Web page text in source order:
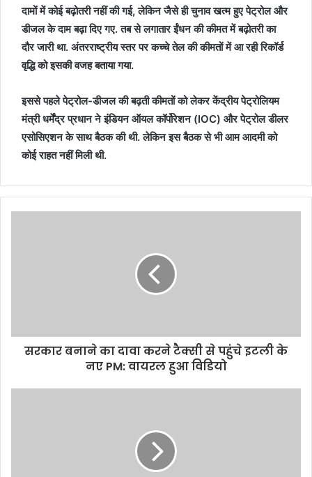
दामों में कोई बढ़ोतरी नहीं की गई, लेकिन जैसे ही चुनाव खत्म हुए पेट्रोल और
डीजल के दाम बढ़ा दिए गए. तब से लगातार ईंधन की कीमत में बढ़ोतरी का
दौर जारी था. अंतरराष्ट्रीय स्तर पर कच्चे तेल की कीमतों में आ रही रिकॉर्ड
वृद्ध‍ि को इसकी वजह बताया गया.
इससे पहले पेट्रोल-डीजल की बढ़ती कीमतों को लेकर केंद्रीय पेट्रोलियम
मंत्री धर्मेंद्र प्रधान ने इंडियन ऑयल कॉर्पोरेशन (IOC) और पेट्रोल डीलर
एसोसिएशन के साथ बैठक की थी. लेकिन इस बैठक से भी आम आदमी को
कोई राहत नहीं मिली थी.
सरकार बनाने का दावा करने टैक्सी से पहुंचे इटली के
नए PM: वायरल हुआ विडियो